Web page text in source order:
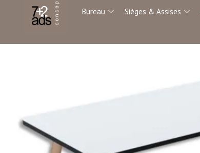
Bureau Sièges & Assises